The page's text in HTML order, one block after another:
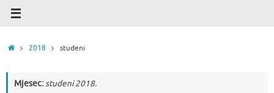
Početna
2018 studeni
Mjesec:studeni 2018.